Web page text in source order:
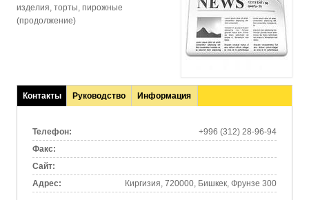
изделия, торты, пирожные
(продолжение)
Контакты
(активная
Руководство Информация
Телефон:
+996 (312) 28-96-94
Факс:
Сайт:
Адрес:
Киргизия, 720000, Бишкек, Фрунзе 300